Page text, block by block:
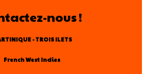
nous !
- TROIS ILETS
French West Indies